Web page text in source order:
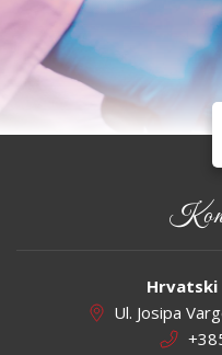
Hrvatski
Ul. Josipa